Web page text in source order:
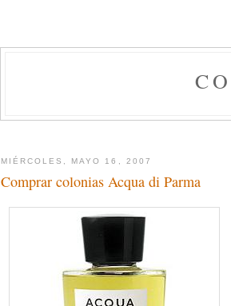
MIÉRCOLES, MAYO 16, 2007
Comprar colonias Acqua di Parma